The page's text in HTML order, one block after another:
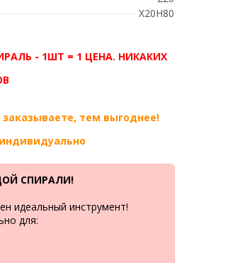
Х20Н80
- 1ШТ = 1 ЦЕНА. НИКАКИХ
тем выгоднее!
СПИРАЛИ!
идеальный инструмент!
для: